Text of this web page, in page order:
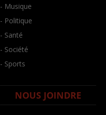
- Musique
- Politique
- Santé
- Société
- Sports
NOUS JOINDRE